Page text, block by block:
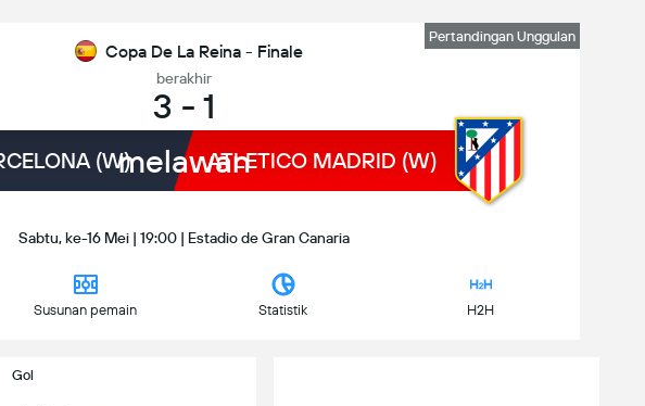
Pertandingan Unggulan
Copa De La Reina - Finale
berakhir
3 - 1
(W)melawanATLETICO MADRID (W)
Sabtu, ke-16 Mei | 19:00 | Estadio de Gran Canaria
Susunan pemain Statistik H2H
Gol